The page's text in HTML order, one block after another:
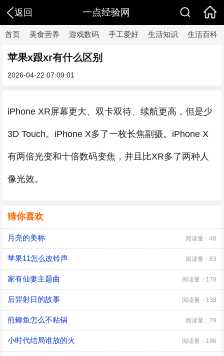
返回 一点经验网
首页 美食营养 游戏数码 手工爱好 生活知识 生活百科
苹果x跟xr有什么区别
2026-04-22 07:09:01
iPhone XR屏幕更大、双卡双待、续航更高，但是少
3D Touch。iPhone X多了一枚长焦副摄。iPhone X
有两倍光变和十倍数码变焦，并且比XR多了两种人
像光效。
猜你喜欢
月亮的美称 阅读量：48
苹果11怎么改铃声 阅读量：83
家有仙妻主题曲 阅读量：178
后羿射日的故事 阅读量：138
煎鲫鱼怎么不粘锅 阅读量：79
小时代结局谁放的火 阅读量：196